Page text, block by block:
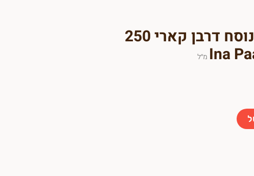
רוטב לבישול בנוסח דרבן קארי 250
מ״ל